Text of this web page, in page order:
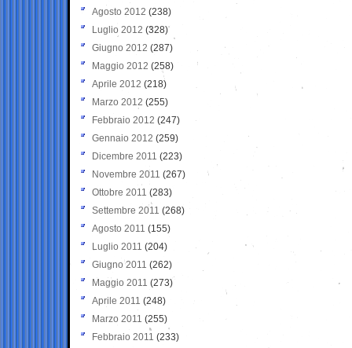
Agosto 2012 (238)
Luglio 2012 (328)
Giugno 2012 (287)
Maggio 2012 (258)
Aprile 2012 (218)
Marzo 2012 (255)
Febbraio 2012 (247)
Gennaio 2012 (259)
Dicembre 2011 (223)
Novembre 2011 (267)
Ottobre 2011 (283)
Settembre 2011 (268)
Agosto 2011 (155)
Luglio 2011 (204)
Giugno 2011 (262)
Maggio 2011 (273)
Aprile 2011 (248)
Marzo 2011 (255)
Febbraio 2011 (233)